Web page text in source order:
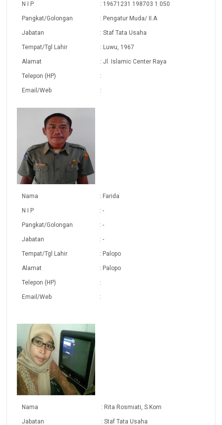
N I P : 19671231 198703 1 050
Pangkat/Golongan : Pengatur Muda/ II.A
Jabatan : Staf Tata Usaha
Tempat/Tgl Lahir : Luwu, 1967
Alamat : Jl. Islamic Center Raya
Telepon (HP) :
Email/Web :
Nama : Farida
N I P : -
Pangkat/Golongan : -
Jabatan : -
Tempat/Tgl Lahir : Palopo
Alamat : Palopo
Telepon (HP) :
Email/Web :
Nama : Rita Rosmiati, S.Kom
Jabatan : Staf Tata Usaha